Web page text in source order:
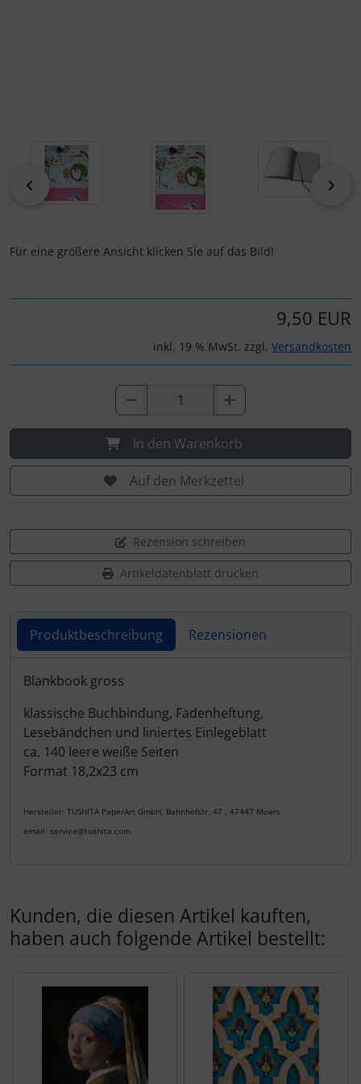
zurück
Für eine größere Ansicht klicken Sie auf das Bild!
9,50 EUR
inkl. 19 % MwSt. zzgl. Versandkosten
In den Warenkorb
Auf den Merkzettel
Rezension schreiben
Artikeldatenblatt drucken
Produktbeschreibung Rezensionen
Produktbeschreibung
Blankbook gross
klassische Buchbindung, Fadenheftung,
Lesebändchen und liniertes Einlegeblatt
ca. 140 leere weiße Seiten
Format 18,2x23 cm
Hersteller: TUSHITA PaperArt GmbH, Bahnhofstr. 47 , 47447 Moers
email: service@tushita.com
Kunden, die diesen Artikel kauften,
haben auch folgende Artikel bestellt: